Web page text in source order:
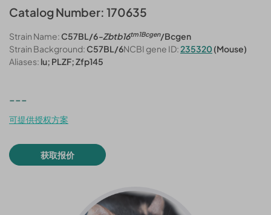
Catalog Number: 170635
Strain Name:C57BL/6-Zbtb16tm1Bcgen/Bcgen
Strain Background:C57BL/6NCBI gene ID:235320 (Mouse)
Aliases: lu; PLZF; Zfp145
---
可提供授权方案
获取报价